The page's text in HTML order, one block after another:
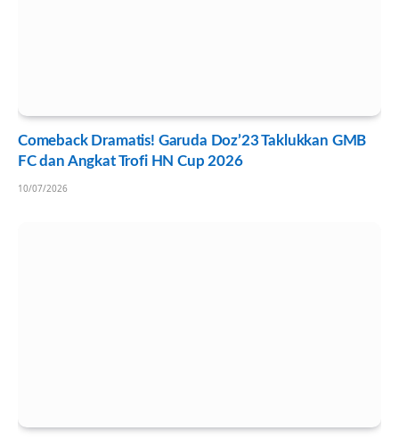
Comeback Dramatis! Garuda Doz’23 Taklukkan GMB
FC dan Angkat Trofi HN Cup 2026
10/07/2026